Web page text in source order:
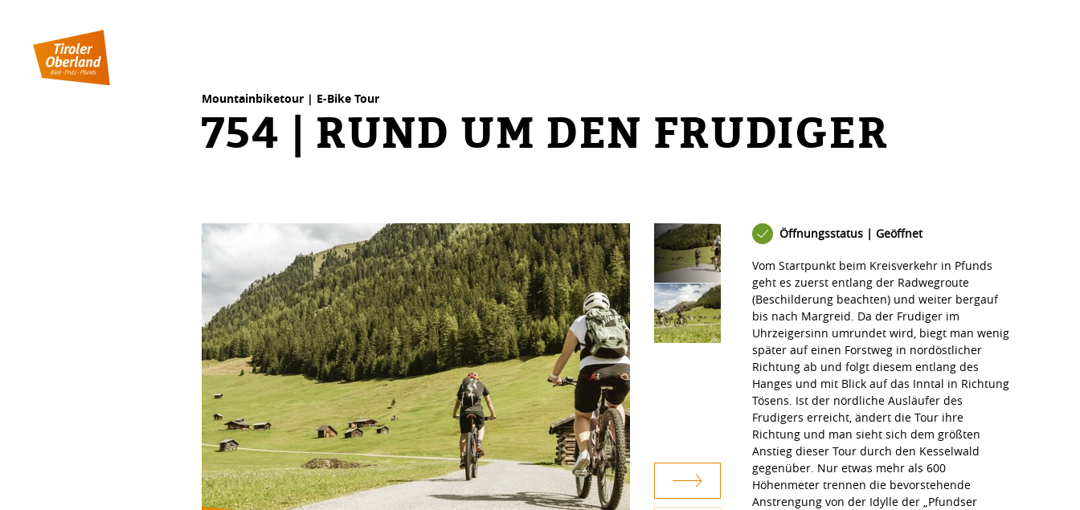
Mountainbiketour | E-Bike Tour
754 | RUND UM DEN FRUDIGER
Öffnungsstatus | Geöffnet
Vom Startpunkt beim Kreisverkehr in Pfunds
geht es zuerst entlang der Radwegroute
(Beschilderung beachten) und weiter bergauf
bis nach Margreid. Da der Frudiger im
Uhrzeigersinn umrundet wird, biegt man wenig
später auf einen Forstweg in nordöstlicher
Richtung ab und folgt diesem entlang des
Hanges und mit Blick auf das Inntal in Richtung
Tösens. Ist der nördliche Ausläufer des
Frudigers erreicht, ändert die Tour ihre
Richtung und man sieht sich dem größten
Anstieg dieser Tour durch den Kesselwald
gegenüber. Nur etwas mehr als 600
Höhenmeter trennen die bevorstehende
Anstrengung von der Idylle der „Pfundser